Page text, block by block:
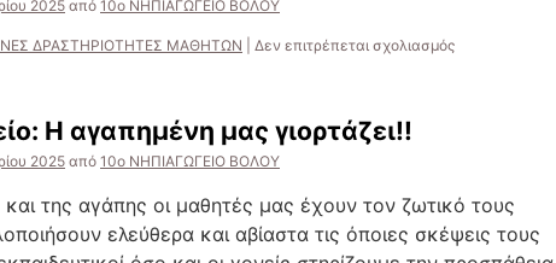
Ημέρα
γλωσσών
2025από 10ο ΝΗΠΙΑΓΩΓΕΙΟ ΒΟΛΟΥ
ΔΡΑΣΤΗΡΙΟΤΗΤΕΣ ΜΑΘΗΤΩΝ Δεν επιτρέπεται σχολιασμόςστο
στο
σπίτι.
Η αγαπημένη μας γιορτάζει!!
2025από 10ο ΝΗΠΙΑΓΩΓΕΙΟ ΒΟΛΟΥ
της αγάπης οι μαθητές μας έχουν τον ζωτικό τους
ελεύθερα και αβίαστα τις όποιες σκέψεις τους